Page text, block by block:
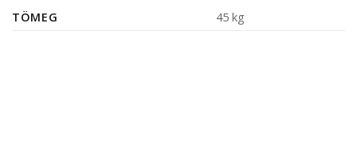
TÖMEG 45 kg